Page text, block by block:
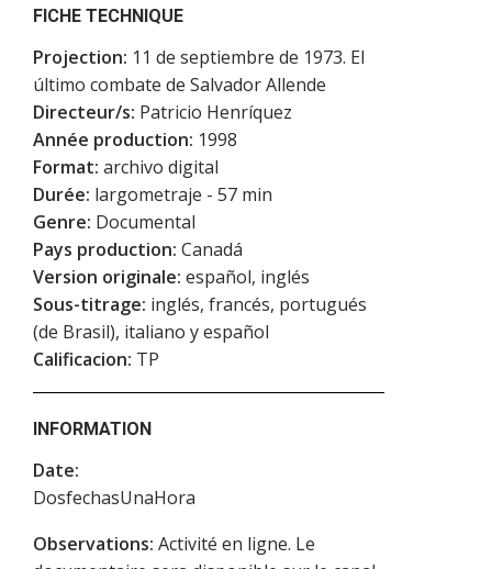
FICHE TECHNIQUE
Projection: 11 de septiembre de 1973. El
último combate de Salvador Allende
Directeur/s: Patricio Henríquez
Année production: 1998
Format: archivo digital
Durée: largometraje - 57 min
Genre: Documental
Pays production: Canadá
Version originale: español, inglés
Sous-titrage: inglés, francés, portugués
(de Brasil), italiano y español
Calificacion: TP
INFORMATION
Date:
DosfechasUnaHora
Observations: Activité en ligne. Le